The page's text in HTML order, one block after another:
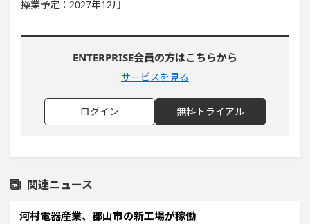
操業予定：2027年12月
ENTERPRISE会員の方はこちらから
サービスを見る
ログイン 無料トライアル
関連ニュース
河村電器産業、郡山市の新工場が稼働